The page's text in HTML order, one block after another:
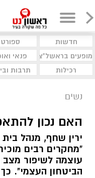
חדשות ספורט
מופעים בראשל"צ
פנאי
רכילות
תרבות
נשים
האם נכון
ירין שחף, מנהל
"מחקרים רבים
עוצמה לשיפור מצב
הביטחון העצמי".